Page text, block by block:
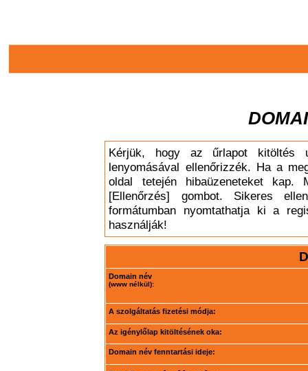
Kérjük, hogy az űrlapot kitöltés
lenyomásával ellenőrizzék. Ha a
oldal tetején hibaüzeneteket
[Ellenőrzés] gombot. Sikeres
formátumban nyomtathatja ki a
használják!
Domain név
(www nélkül):
A szolgáltatás fizetési módja:
Az igénylőlap kitöltésének oka:
Domain név fenntartási ideje: